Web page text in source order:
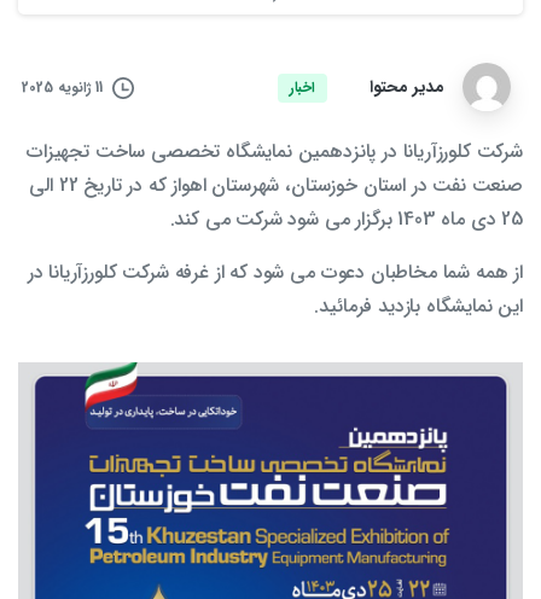
مدیر محتوا اخبار 11 ژانویه 2025
شرکت کلورزآریانا در پانزدهمین نمایشگاه تخصصی ساخت تجهیزات
صنعت نفت در استان خوزستان، شهرستان اهواز که در تاریخ 22 الی
25 دی ماه 1403 برگزار می شود شرکت می کند.
از همه شما مخاطبان دعوت می شود که از غرفه شرکت کلورزآریانا در
این نمایشگاه بازدید فرمائید.